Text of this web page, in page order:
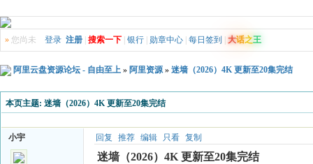
» 您尚未 登录 注册 搜索一下 银行 勋章中心 每日签到 大话之王
阿里云盘资源论坛 - 自由至上 » 阿里资源» 迷墙（2026）4K 更新至20集完结
本页主题: 迷墙（2026）4K 更新至20集完结
小宇 回复 推荐 编辑 只看 复制
迷墙（2026）4K 更新至20集完结